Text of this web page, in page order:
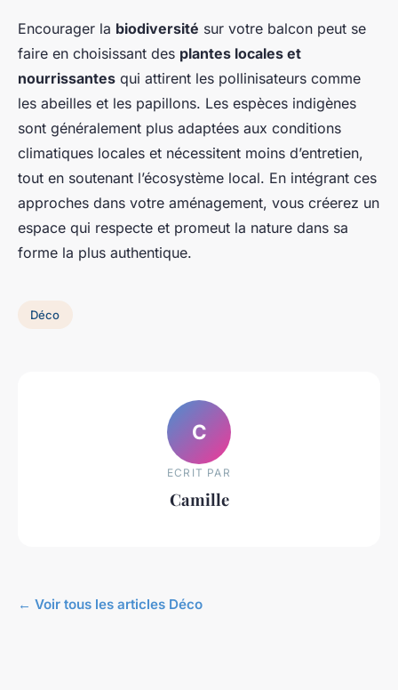
Encourager la biodiversité sur votre balcon peut se
faire en choisissant des plantes locales et
nourrissantes qui attirent les pollinisateurs comme
les abeilles et les papillons. Les espèces indigènes
sont généralement plus adaptées aux conditions
climatiques locales et nécessitent moins d’entretien,
tout en soutenant l’écosystème local. En intégrant ces
approches dans votre aménagement, vous créerez un
espace qui respecte et promeut la nature dans sa
forme la plus authentique.
Déco
C
ECRIT PAR
Camille
← Voir tous les articles Déco